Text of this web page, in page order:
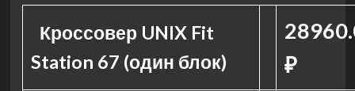
Кроссовер UNIX Fit
Station 67 (один блок)
₽